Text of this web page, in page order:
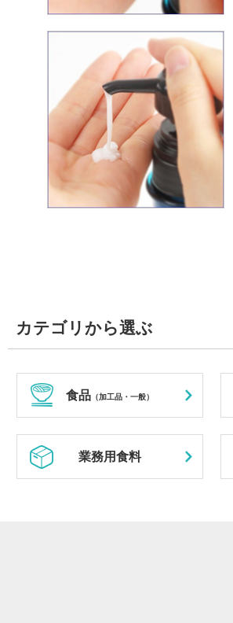
カテゴリから選ぶ
食品 （加工品・一般）
業務用食料